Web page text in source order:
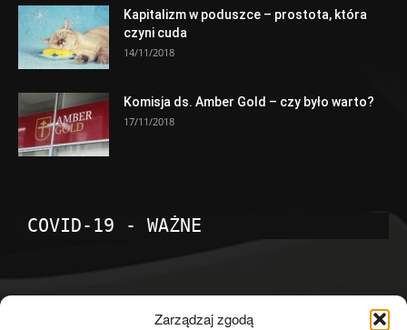
Zarządzaj zgodą
Kapitalizm w poduszce – prostota, która
czyni cuda
14/11/2018
Komisja ds. Amber Gold – czy było warto?
17/11/2018
COVID-19 - WAŻNE